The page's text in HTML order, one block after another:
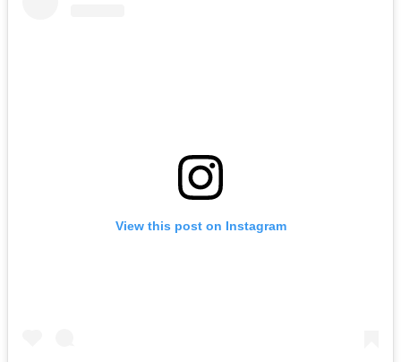
View this post on Instagram